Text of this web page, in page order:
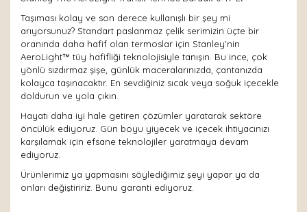
Taşıması kolay ve son derece kullanışlı bir şey mi
arıyorsunuz? Standart paslanmaz çelik serimizin üçte bir
oranında daha hafif olan termoslar için Stanley'nin
AeroLight™ tüy hafifliği teknolojisiyle tanışın. Bu ince, çok
yönlü sızdırmaz şişe, günlük maceralarınızda, çantanızda
kolayca taşınacaktır. En sevdiğiniz sıcak veya soğuk içecekle
doldurun ve yola çıkın.
Hayatı daha iyi hale getiren çözümler yaratarak sektöre
öncülük ediyoruz. Gün boyu yiyecek ve içecek ihtiyacınızı
karşılamak için efsane teknolojiler yaratmaya devam
ediyoruz.
Ürünlerimiz ya yapmasını söylediğimiz şeyi yapar ya da
onları değiştiririz. Bunu garanti ediyoruz.